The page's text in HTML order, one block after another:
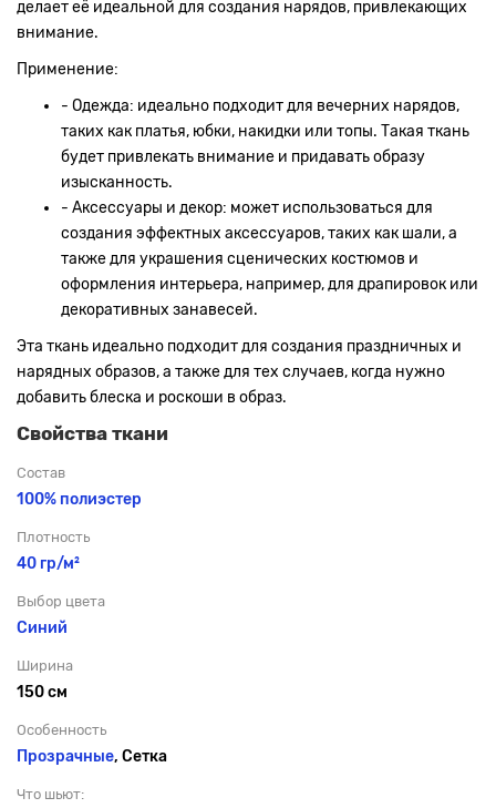
делает её идеальной для создания нарядов, привлекающих
внимание.
Применение:
- Одежда: идеально подходит для вечерних нарядов,
таких как платья, юбки, накидки или топы. Такая ткань
будет привлекать внимание и придавать образу
изысканность.
- Аксессуары и декор: может использоваться для
создания эффектных аксессуаров, таких как шали, а
также для украшения сценических костюмов и
оформления интерьера, например, для драпировок или
декоративных занавесей.
Эта ткань идеально подходит для создания праздничных и
нарядных образов, а также для тех случаев, когда нужно
добавить блеска и роскоши в образ.
Свойства ткани
Состав
100% полиэстер
Плотность
40 гр/м²
Выбор цвета
Синий
Ширина
150 см
Особенность
Прозрачные, Сетка
Что шьют: